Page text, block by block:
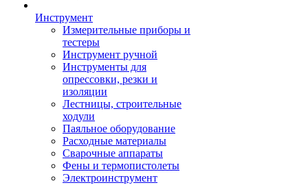
Инструмент
Измерительные приборы и
тестеры
Инструмент ручной
Инструменты для
опрессовки, резки и
изоляции
Лестницы, строительные
ходули
Паяльное оборудование
Расходные материалы
Сварочные аппараты
Фены и термопистолеты
Электроинструмент